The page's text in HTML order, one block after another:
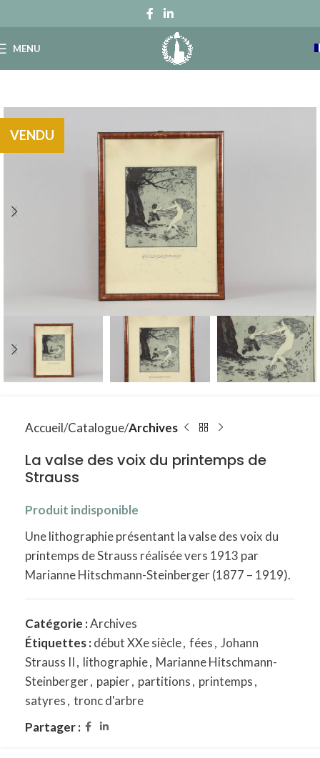
MENU
VENDU
Accueil Catalogue Archives
La valse des voix du printemps de
Strauss
Produit indisponible
Une lithographie présentant la valse des voix du
printemps de Strauss réalisée vers 1913 par
Marianne Hitschmann-Steinberger (1877 – 1919).
Catégorie :Archives
Étiquettes :début XXe siècle, fées, Johann
Strauss II, lithographie, Marianne Hitschmann-
Steinberger, papier, partitions, printemps,
satyres, tronc d'arbre
Partager :